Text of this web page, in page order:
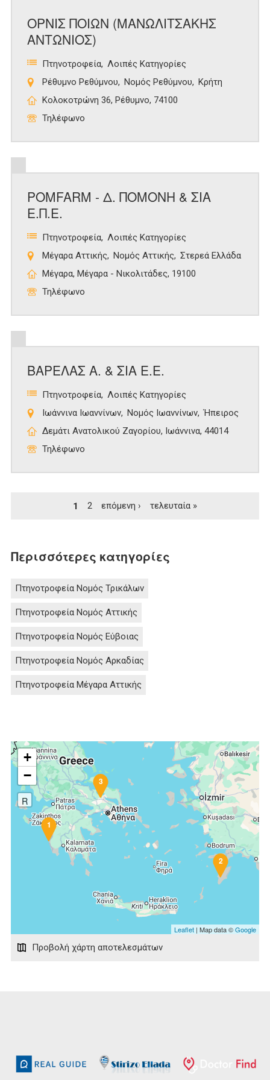
ΟΡΝΙΣ ΠΟΙΩΝ (ΜΑΝΩΛΙΤΣΑΚΗΣ
ΑΝΤΩΝΙΟΣ)
Πτηνοτροφεία Λοιπές Κατηγορίες
Ρέθυμνο Ρεθύμνου
Νομός Ρεθύμνου
Κρήτη
Κολοκοτρώνη 36, Ρέθυμνο, 74100
Τηλέφωνο
POMFARM - Δ. ΠΟΜΟΝΗ & ΣΙΑ
Ε.Π.Ε.
Πτηνοτροφεία Λοιπές Κατηγορίες
Μέγαρα Αττικής
Νομός Αττικής
Στερεά Ελλάδα
Μέγαρα, Μέγαρα - Νικολιτάδες, 19100
Τηλέφωνο
ΒΑΡΕΛΑΣ Α. & ΣΙΑ Ε.Ε.
Πτηνοτροφεία Λοιπές Κατηγορίες
Ιωάννινα Ιωαννίνων
Νομός Ιωαννίνων Ήπειρος
Δεμάτι Ανατολικού Ζαγορίου, Ιωάννινα, 44014
Τηλέφωνο
1 2 επόμενη › τελευταία »
Περισσότερες κατηγορίες
Πτηνοτροφεία Νομός Τρικάλων
Πτηνοτροφεία Νομός Αττικής
Πτηνοτροφεία Νομός Εύβοιας
Πτηνοτροφεία Νομός Αρκαδίας
Πτηνοτροφεία Μέγαρα Αττικής
1
2
3
+
−
R
Leaflet | Map data ©Google
Προβολή χάρτη αποτελεσμάτων